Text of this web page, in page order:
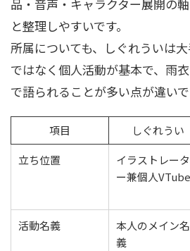
品・音声・キャラクター展開の
と整理しやすいです。
所属についても、しぐれういは
ではなく個人活動が基本で、雨
で語られることが多い点が違いで
項目 しぐれうい
立ち位置
イラストレータ
ー兼個人
活動名義
本人のメイン名
義